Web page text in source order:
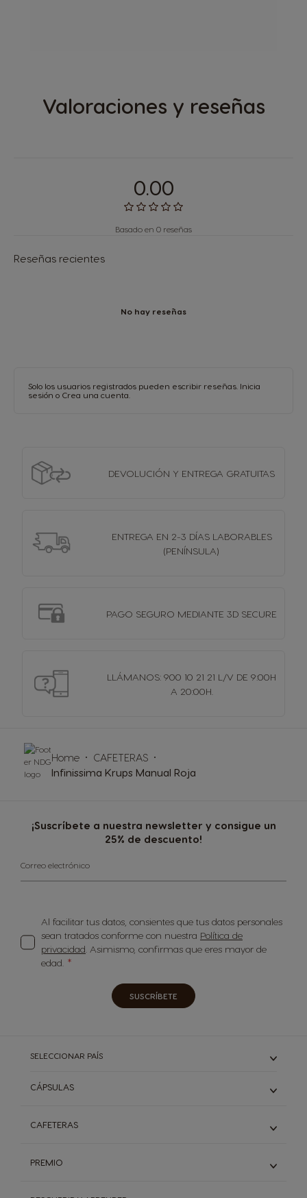
Valoraciones y reseñas
0.00
Basado en 0 reseñas
Reseñas recientes
No hay reseñas
Solo los usuarios registrados pueden escribir reseñas. Inicia
sesión o Crea una cuenta
DEVOLUCIÓN Y ENTREGA GRATUITAS
ENTREGA EN 2-3 DÍAS LABORABLES
(PENÍNSULA)
PAGO SEGURO MEDIANTE 3D SECURE
LLÁMANOS: 900 10 21 21 L/V DE 9:00H
A 20:00H.
¡Suscríbete a nuestra newsletter y consigue un
25% de descuento!
Correo electrónico
Al facilitar tus datos, consientes que tus datos personales
sean tratados conforme con nuestra Política de
privacidad . Asimismo, confirmas que eres mayor de
edad.
SUSCRÍBETE
Home
CAFETERAS
Infinissima Krups Manual Roja
SELECCIONAR PAÍS
CÁPSULAS
LARGO
CON LECHE Y CORTADO
CHOCOLATES
CAFETERAS
CAFETERAS GENIO S
PREMIO